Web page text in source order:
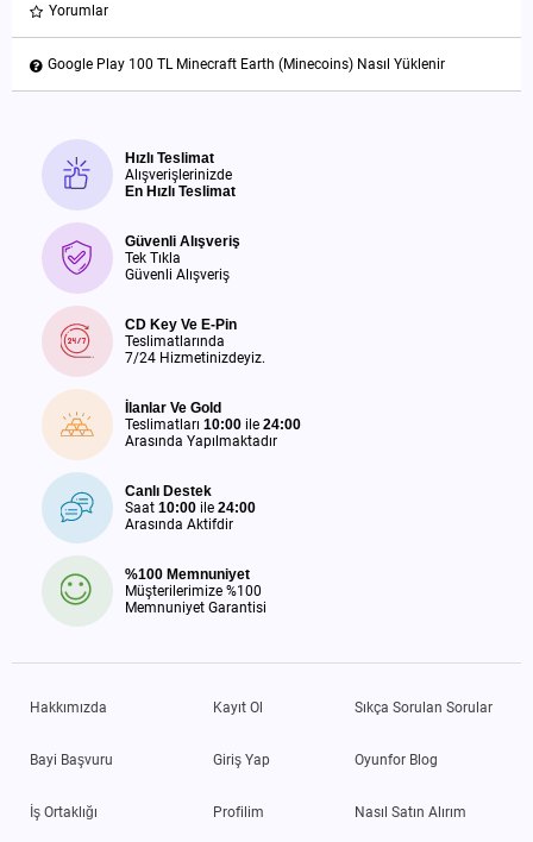
Yorumlar
Google Play 100 TL Minecraft Earth (Minecoins) Nasıl Yüklenir
Hızlı Teslimat
Alışverişlerinizde
En Hızlı Teslimat
Güvenli Alışveriş
Tek Tıkla
Güvenli Alışveriş
CD Key Ve E-Pin
Teslimatlarında
7/24 Hizmetinizdeyiz.
İlanlar Ve Gold
Teslimatları 10:00 ile 24:00
Arasında Yapılmaktadır
Canlı Destek
Saat 10:00 ile 24:00
Arasında Aktifdir
%100 Memnuniyet
Müşterilerimize %100
Memnuniyet Garantisi
Hakkımızda
Bayi Başvuru
İş Ortaklığı
Kayıt Ol
Giriş Yap
Profilim
Sıkça Sorulan Sorular
Oyunfor Blog
Nasıl Satın Alırım